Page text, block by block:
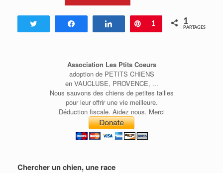
Tweetez Partagez Partagez Enregistrer
1 1
PARTAGES
Association Les Ptits Coeurs
adoption de PETITS CHIENS
en VAUCLUSE, PROVENCE, ...
Nous sauvons des chiens de petites tailles
pour leur offrir une vie meilleure.
Déduction fiscale. Aidez nous. Merci
Chercher un chien, une race